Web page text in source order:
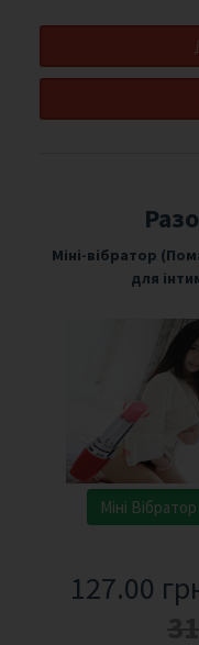
Міні-вібратор
для
Міні Вібратор
127.00